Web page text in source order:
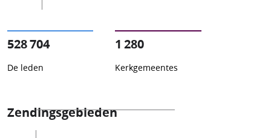
528 704
De leden
1 280
Kerkgemeentes
Zendingsgebieden